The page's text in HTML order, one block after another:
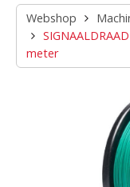
Webshop
meter